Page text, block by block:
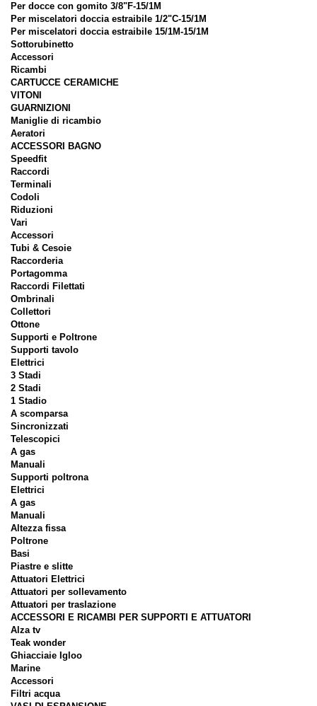
Per docce con gomito 3/8"F-15/1M
Per miscelatori doccia estraibile 1/2"C-15/1M
Per miscelatori doccia estraibile 15/1M-15/1M
Sottorubinetto
Accessori
Ricambi
CARTUCCE CERAMICHE
VITONI
GUARNIZIONI
Maniglie di ricambio
Aeratori
ACCESSORI BAGNO
Speedfit
Raccordi
Terminali
Codoli
Riduzioni
Vari
Accessori
Tubi & Cesoie
Raccorderia
Portagomma
Raccordi Filettati
Ombrinali
Collettori
Ottone
Supporti e Poltrone
Supporti tavolo
Elettrici
3 Stadi
2 Stadi
1 Stadio
A scomparsa
Sincronizzati
Telescopici
A gas
Manuali
Supporti poltrona
Elettrici
A gas
Manuali
Altezza fissa
Poltrone
Basi
Piastre e slitte
Attuatori Elettrici
Attuatori per sollevamento
Attuatori per traslazione
ACCESSORI E RICAMBI PER SUPPORTI E ATTUATORI
Alza tv
Teak wonder
Ghiacciaie Igloo
Marine
Accessori
Filtri acqua